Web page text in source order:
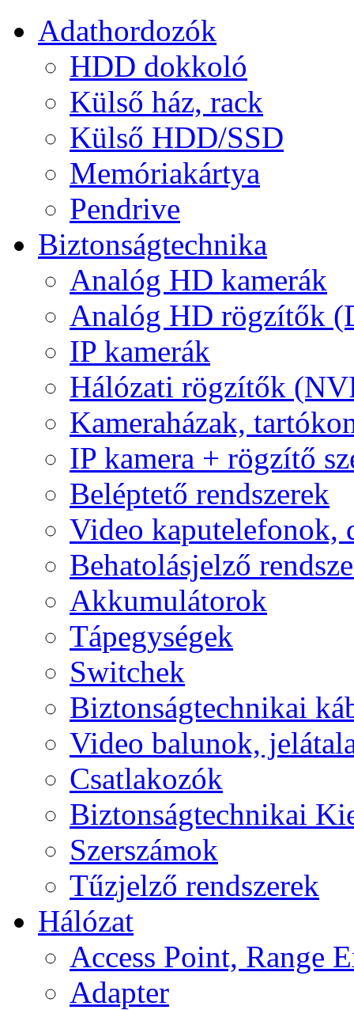
Adathordozók
HDD dokkoló
Külső ház, rack
Külső HDD/SSD
Memóriakártya
Pendrive
Biztonságtechnika
Analóg HD kamerák
Analóg HD rögzítők
IP kamerák
Hálózati rögzítők
Kameraházak,
IP kamera + rögzítő
Beléptető rendszerek
Video kaputelefonok,
Behatolásjelző
Akkumulátorok
Tápegységek
Switchek
Biztonságtechnikai
Video balunok,
Csatlakozók
Biztonságtechnikai
Szerszámok
Tűzjelző rendszerek
Hálózat
Access Point, Range
Adapter